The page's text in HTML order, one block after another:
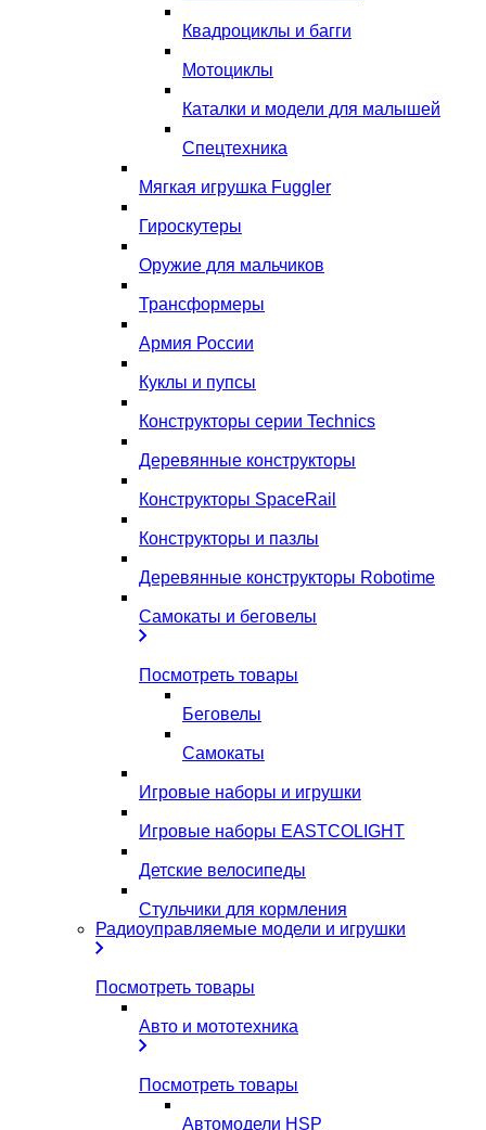
Квадроциклы и багги
Мотоциклы
Каталки и модели для малышей
Спецтехника
Мягкая игрушка Fuggler
Гироскутеры
Оружие для мальчиков
Трансформеры
Армия России
Куклы и пупсы
Конструкторы серии Technics
Деревянные конструкторы
Конструкторы SpaceRail
Конструкторы и пазлы
Деревянные конструкторы Robotime
Самокаты и беговелы
Посмотреть товары
Беговелы
Самокаты
Игровые наборы и игрушки
Игровые наборы EASTCOLIGHT
Детские велосипеды
Стульчики для кормления
Радиоуправляемые модели и игрушки
Посмотреть товары
Авто и мототехника
Посмотреть товары
Автомодели HSP